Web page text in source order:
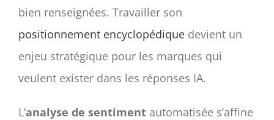
bien renseignées. Travailler son
positionnement encyclopédique devient un
enjeu stratégique pour les marques qui
veulent exister dans les réponses IA.
L’analyse de sentiment automatisée s’affine